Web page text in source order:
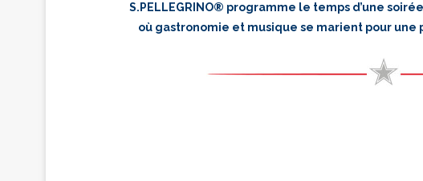
S.PELLEGRINO® programme le temps d’une
où gastronomie et musique se marient pour